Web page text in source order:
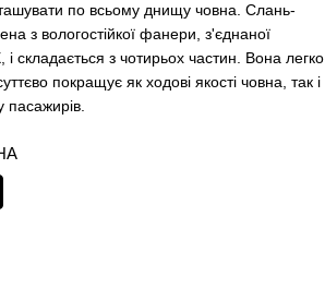
по всьому днищу човна. Слань-
з вологостійкої фанери, з'єднаної
і складається з чотирьох частин. Вона легко
покращує як ходові якості човна, так і
пасажирів.